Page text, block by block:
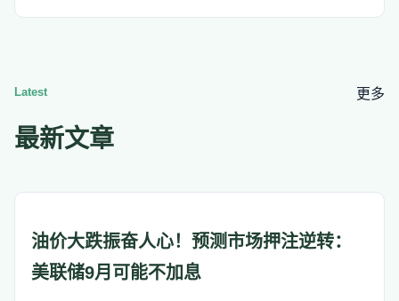
Latest
最新文章
更多
油价大跌振奋人心！预测市场押注逆转：
美联储9月可能不加息